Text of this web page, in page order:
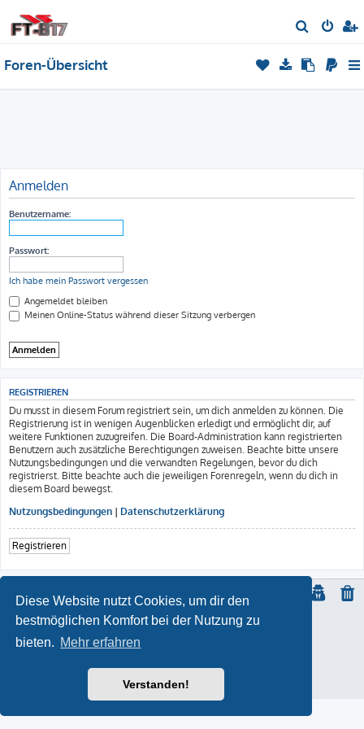
Diese Website nutzt Cookies, um dir den
bestmöglichen Komfort bei der Nutzung zu
bieten. Mehr erfahren
Verstanden!
u
c
Foren-Übersicht
Anmelden
Benutzername:
Passwort:
Ich habe mein Passwort vergessen
Angemeldet bleiben
Meinen Online-Status während dieser Sitzung verbergen
REGISTRIEREN
Du musst in diesem Forum registriert sein, um dich anmelden zu können. Die
Registrierung ist in wenigen Augenblicken erledigt und ermöglicht dir, auf
weitere Funktionen zuzugreifen. Die Board-Administration kann registrierten
Benutzern auch zusätzliche Berechtigungen zuweisen. Beachte bitte unsere
Nutzungsbedingungen und die verwandten Regelungen, bevor du dich
registrierst. Bitte beachte auch die jeweiligen Forenregeln, wenn du dich in
diesem Board bewegst.
Nutzungsbedingungen | Datenschutzerklärung
Registrieren
© Copyright2021 | ft-817.com | DO7PSL | ALL RIGHTS RESERVED
ProLight Style by
Datenschutz|Nutzungsbedingungen